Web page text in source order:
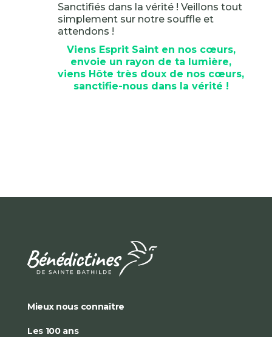
Sanctifiés dans la vérité ! Veillons tout
simplement sur notre souffle et
attendons !
Viens Esprit Saint en nos cœurs,
envoie un rayon de ta lumière,
viens Hôte très doux de nos cœurs,
sanctifie-nous dans la vérité !
Mieux nous connaître
Les 100 ans